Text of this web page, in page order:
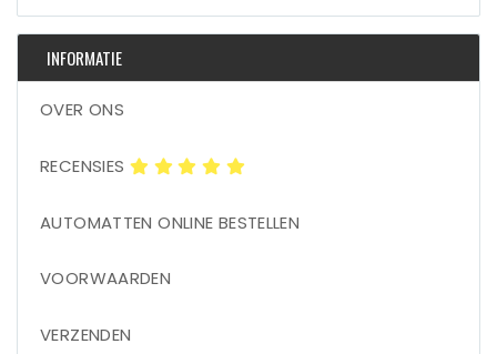
INFORMATIE
OVER ONS
RECENSIES
AUTOMATTEN ONLINE BESTELLEN
VOORWAARDEN
VERZENDEN